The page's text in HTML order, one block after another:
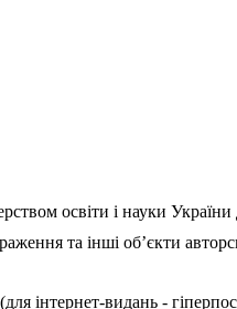
освіти і науки
та інші об’єкти
інтернет-видань -